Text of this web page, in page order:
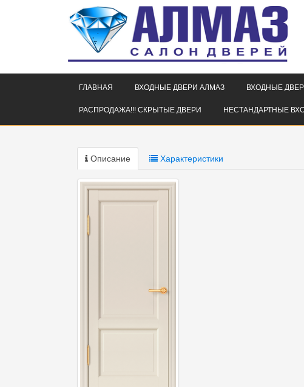
ГЛАВНАЯ ВХОДНЫЕ ДВЕРИ АЛМАЗ ВХОДНЫЕ
РАСПРОДАЖА!!! СКРЫТЫЕ ДВЕРИ НЕСТАНДАРТНЫЕ
Описание Характеристики